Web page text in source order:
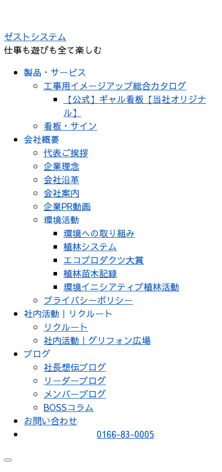
テ
ン
ゼストシステム
仕事も遊びも全て楽しむ
製品・サービス
工事用イメージアップ総合カタログ
【公式】ギャル看板【当社オリジナ
ル】
看板・サイン
会社概要
代表ご挨拶
企業理念
会社沿革
会社案内
企業PR動画
環境活動
環境への取り組み
植林システム
エコプロダクツ大賞
植林苗木記録
環境イニシアティブ植林活動
プライバシーポリシー
社内活動｜リクルート
リクルート
社内活動｜グリフォン広場
ブログ
社長想伝ブログ
リーダーブログ
メンバーブログ
BOSSコラム
お問い合わせ
0166-83-0005
メ